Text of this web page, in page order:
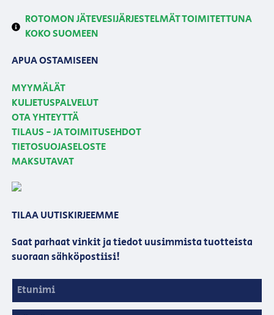
ROTOMON JÄTEVESIJÄRJESTELMÄT TOIMITETTUNA
KOKO SUOMEEN
APUA OSTAMISEEN
MYYMÄLÄT
KULJETUSPALVELUT
OTA YHTEYTTÄ
TILAUS - JA TOIMITUSEHDOT
TIETOSUOJASELOSTE
MAKSUTAVAT
TILAA UUTISKIRJEEMME
Saat parhaat vinkit ja tiedot uusimmista tuotteista
suoraan sähköpostiisi!